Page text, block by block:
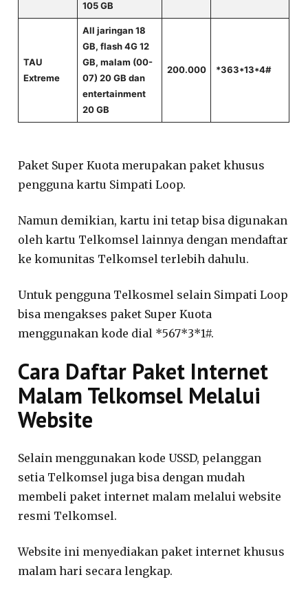
105 GB
TAU
Extreme
All jaringan 18
GB, flash 4G 12
GB, malam (00-
07) 20 GB dan
entertainment
20 GB
200.000 *363*13*4#
Paket Super Kuota merupakan paket khusus
pengguna kartu Simpati Loop.
Namun demikian, kartu ini tetap bisa digunakan
oleh kartu Telkomsel lainnya dengan mendaftar
ke komunitas Telkomsel terlebih dahulu.
Untuk pengguna Telkosmel selain Simpati Loop
bisa mengakses paket Super Kuota
menggunakan kode dial *567*3*1#.
Cara Daftar Paket Internet
Malam Telkomsel Melalui
Website
Selain menggunakan kode USSD, pelanggan
setia Telkomsel juga bisa dengan mudah
membeli paket internet malam melalui website
resmi Telkomsel.
Website ini menyediakan paket internet khusus
malam hari secara lengkap.